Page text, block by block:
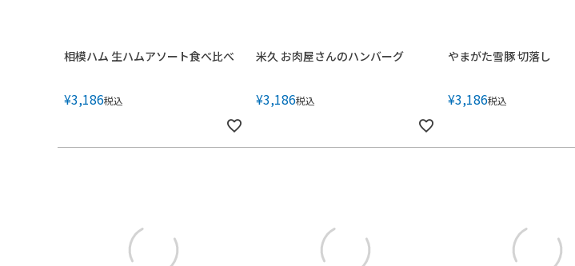
相模ハム 生ハムアソート食べ比べ
¥3,186税込
米久 お肉屋さんのハンバーグ
¥3,186税込
やまがた雪豚 切落し
¥3,186税込